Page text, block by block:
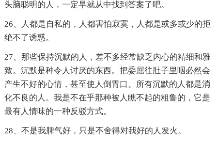
头脑聪明的人，一定早就从中找到答案了吧。
26、人都是自私的，人都害怕寂寞，人都是或多或少的拒
绝不了诱惑。
27、那些保持沉默的人，差不多经常缺乏内心的精细和雅
致。沉默是种令人讨厌的东西。把委屈往肚子里咽必然会
产生不好的心情，甚至使人倒胃口。所有沉默的人都是消
化不良的人。我是不在乎那种被人瞧不起的粗鲁的，它是
最有人情味的一种反驳方式。
28、不是我脾气好，只是不舍得对我好的人发火。